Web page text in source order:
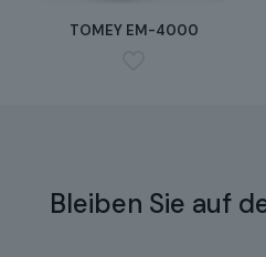
TOMEY EM-4000
Bleiben Sie auf